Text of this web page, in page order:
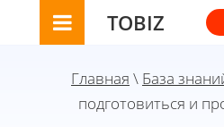
TOBIZ
Главная \ База
подготовиться и